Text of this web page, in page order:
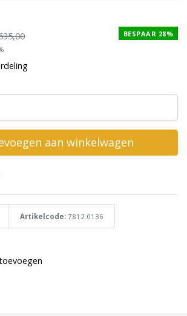
BESPAAR 28%
aan winkelwagen
Artikelcode: 7812.0136